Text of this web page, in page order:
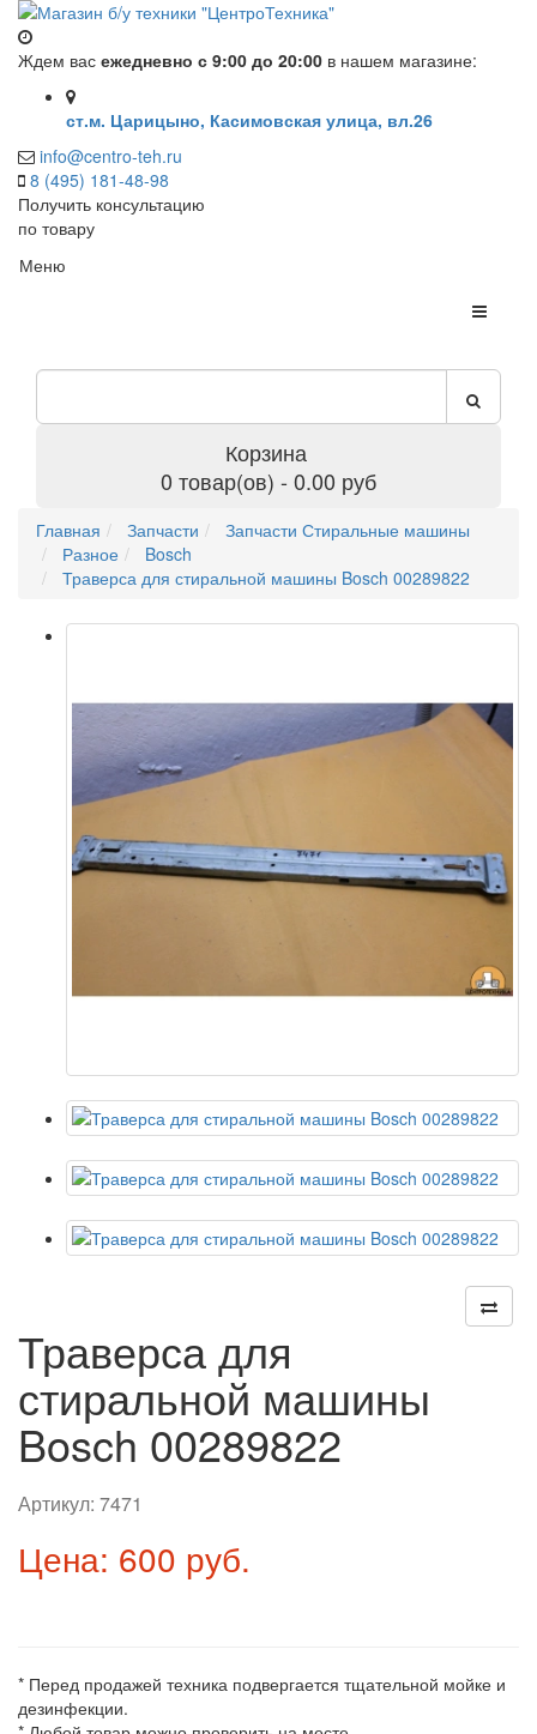
Ждем вас ежедневно с 9:00 до 20:00 в нашем магазине:
ст.м. Царицыно, Касимовская улица, вл.26
info@centro-teh.ru
8 (495) 181-48-98
Получить консультацию
по товару
Меню
Корзина
0 товар(ов) - 0.00 руб
Главная Запчасти
Запчасти Стиральные машины
Разное
Bosch
Траверса для стиральной машины Bosch 00289822
Траверса для
стиральной машины
Bosch 00289822
Артикул: 7471
Цена: 600 руб.
* Перед продажей техника подвергается тщательной мойке и
дезинфекции.